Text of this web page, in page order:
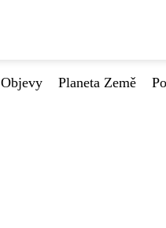
Objevy Planeta Země